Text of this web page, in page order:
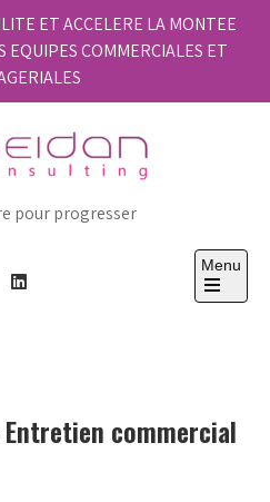
ET ACCELERE LA MONTEE
EQUIPES COMMERCIALES ET
pour progresser
Menu
Open
commercial